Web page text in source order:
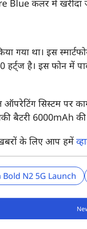
Blue कलर में खरीदा
गया था। इस
हर्ट्ज है। इस फोन में
सिस्टम पर
बैटरी 6000mAh की
के लिए आप हमें
Bold N2 5G Launch